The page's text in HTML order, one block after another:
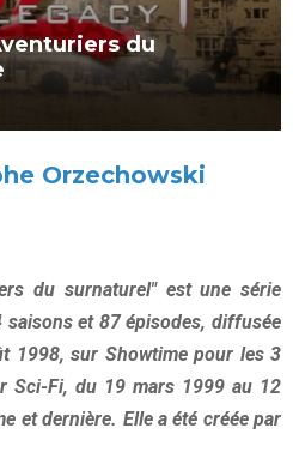
du
Orzechowski
du surnaturel" est une série
saisons et 87 épisodes, diffusée
1998, sur Showtime pour les 3
Sci-Fi, du 19 mars 1999 au 12
et dernière. Elle a été créée par